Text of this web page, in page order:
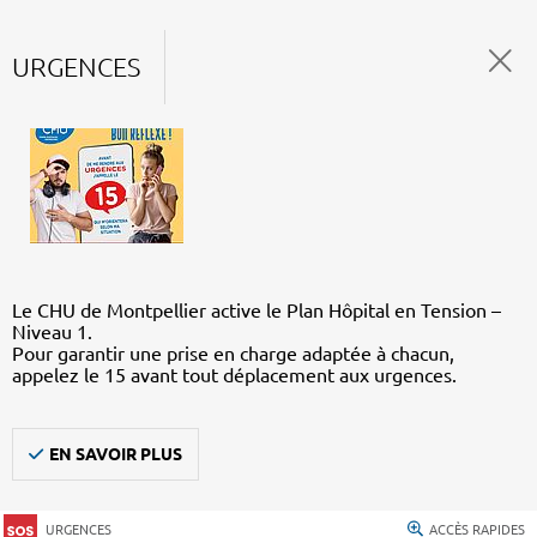
URGENCES
Le CHU de Montpellier active le Plan Hôpital en Tension –
Niveau 1.
Pour garantir une prise en charge adaptée à chacun,
appelez le 15 avant tout déplacement aux urgences.
EN SAVOIR PLUS
URGENCES ACCÈS RAPIDES